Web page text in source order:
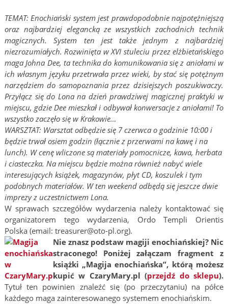
TEMAT: Enochiański system jest prawdopodobnie najpotężniejszą
oraz najbardziej elegancką ze wszystkich zachodnich technik
magicznych. System ten jest także jednym z najbardziej
niezrozumiałych. Rozwinięta w XVI stuleciu przez elżbietańskiego
maga Johna Dee, ta technika do komunikowania się z aniołami w
ich własnym języku przetrwała przez wieki, by stać się potężnym
narzędziem do samopoznania przez dzisiejszych poszukiwaczy.
Przyłącz się do Lona na dzień prawdziwej magicznej praktyki w
miejscu, gdzie Dee mieszkał i odbywał konwersacje z aniołami! To
wszystko zaczęło się w Krakowie…
WARSZTAT: Warsztat odbędzie się 7 czerwca o godzinie 10:00 i
będzie trwał osiem godzin (łącznie z przerwami na kawę i na
lunch). W cenę wliczone są materiały pomocnicze, kawa, herbata
i ciasteczka. Na miejscu będzie można również nabyć wiele
interesujących książek, magazynów, płyt CD, koszulek i tym
podobnych materiałów. W ten weekend odbędą się jeszcze dwie
imprezy z uczestnictwem Lona.
W sprawach szczegółów wydarzenia należy kontaktować się
organizatorem tego wydarzenia, Ordo Templi Orientis
Polska (email: treasurer@oto-pl.org).
Nie znasz podstaw magiji enochiańskiej? Nic
straconego! Poniżej załączam fragment z
książki „Magija enochiańska”, którą możesz
kupić w CzaryMary.pl (przejdź do sklepu).
Tytuł ten powinien znaleźć się (po przeczytaniu) na półce
każdego maga zainteresowanego systemem enochiańskim.